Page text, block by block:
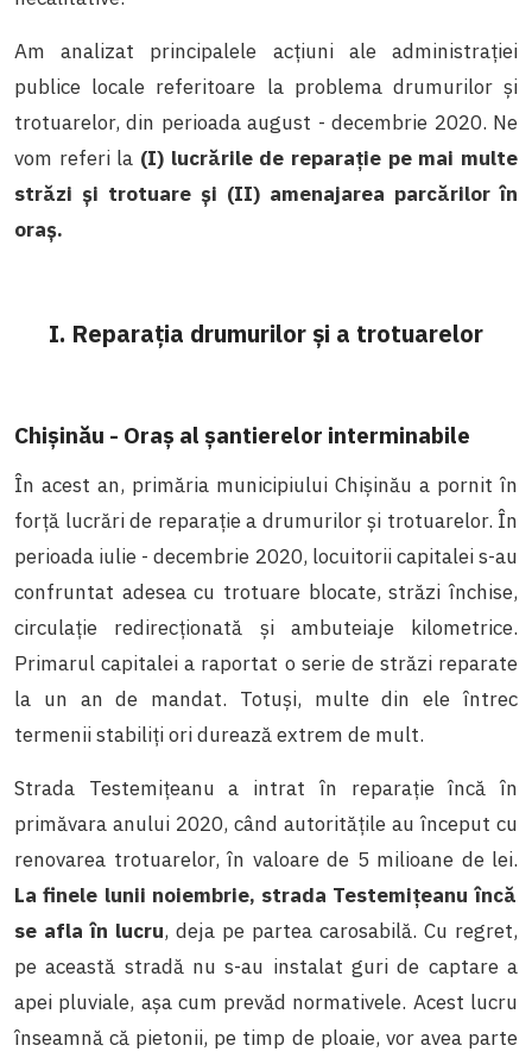
Am analizat principalele acțiuni ale administrației
publice locale referitoare la problema drumurilor și
trotuarelor, din perioada august - decembrie 2020. Ne
vom referi la (I) lucrările de reparație pe mai multe
străzi și trotuare și (II) amenajarea parcărilor în
oraș.
I. Reparația drumurilor și a trotuarelor
Chișinău - Oraș al șantierelor interminabile
În acest an, primăria municipiului Chișinău a pornit în
forță lucrări de reparație a drumurilor și trotuarelor. În
perioada iulie - decembrie 2020, locuitorii capitalei s-au
confruntat adesea cu trotuare blocate, străzi închise,
circulație redirecționată și ambuteiaje kilometrice.
Primarul capitalei a raportat o serie de străzi reparate
la un an de mandat. Totuși, multe din ele întrec
termenii stabiliți ori durează extrem de mult.
Strada Testemițeanu a intrat în reparație încă în
primăvara anului 2020, când autoritățile au început cu
renovarea trotuarelor, în valoare de 5 milioane de lei.
La finele lunii noiembrie, strada Testemițeanu încă
se afla în lucru, deja pe partea carosabilă. Cu regret,
pe această stradă nu s-au instalat guri de captare a
apei pluviale, așa cum prevăd normativele. Acest lucru
înseamnă că pietonii, pe timp de ploaie, vor avea parte